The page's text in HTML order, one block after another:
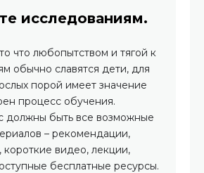
исследованиям.
что любопытством и тягой к
обычно славятся дети, для
порой имеет значение
процесс обучения.
должны быть все возможные
– рекомендации,
короткие видео, лекции,
бесплатные ресурсы.